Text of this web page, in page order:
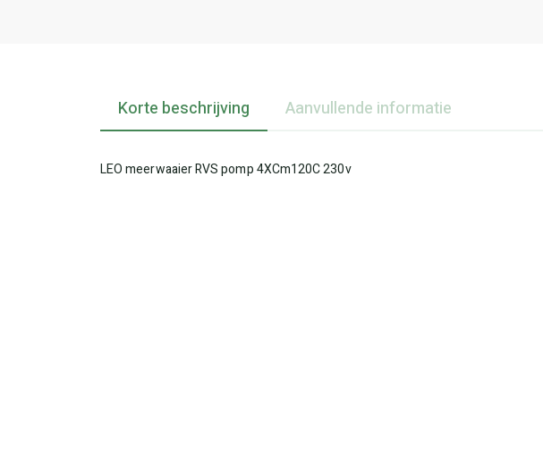
Korte beschrijving Aanvullende informatie
LEO meerwaaier RVS pomp 4XCm120C 230v